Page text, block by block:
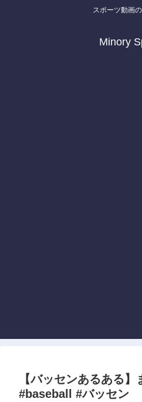
スポーツ動画
Minory
【バッセンあるある
#baseball #バッセン